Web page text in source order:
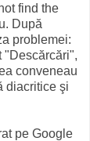
find the
După
problemei:
"Descărcări",
conveneau
diacritice şi
pe Google